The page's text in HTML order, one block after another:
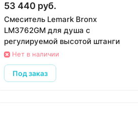
53 440 руб.
Смеситель Lemark Bronx
LM3762GM для душа с
регулируемой высотой штанги
Нет в наличии
Под заказ